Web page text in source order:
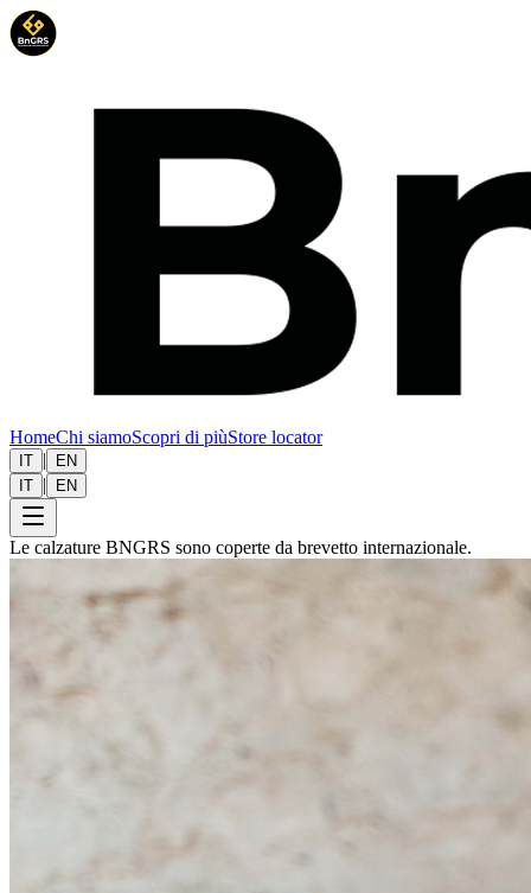
HomeChi siamoScopri di piùStore locator
IT |
EN
IT | EN
Le calzature BNGRS sono coperte da brevetto internazionale.